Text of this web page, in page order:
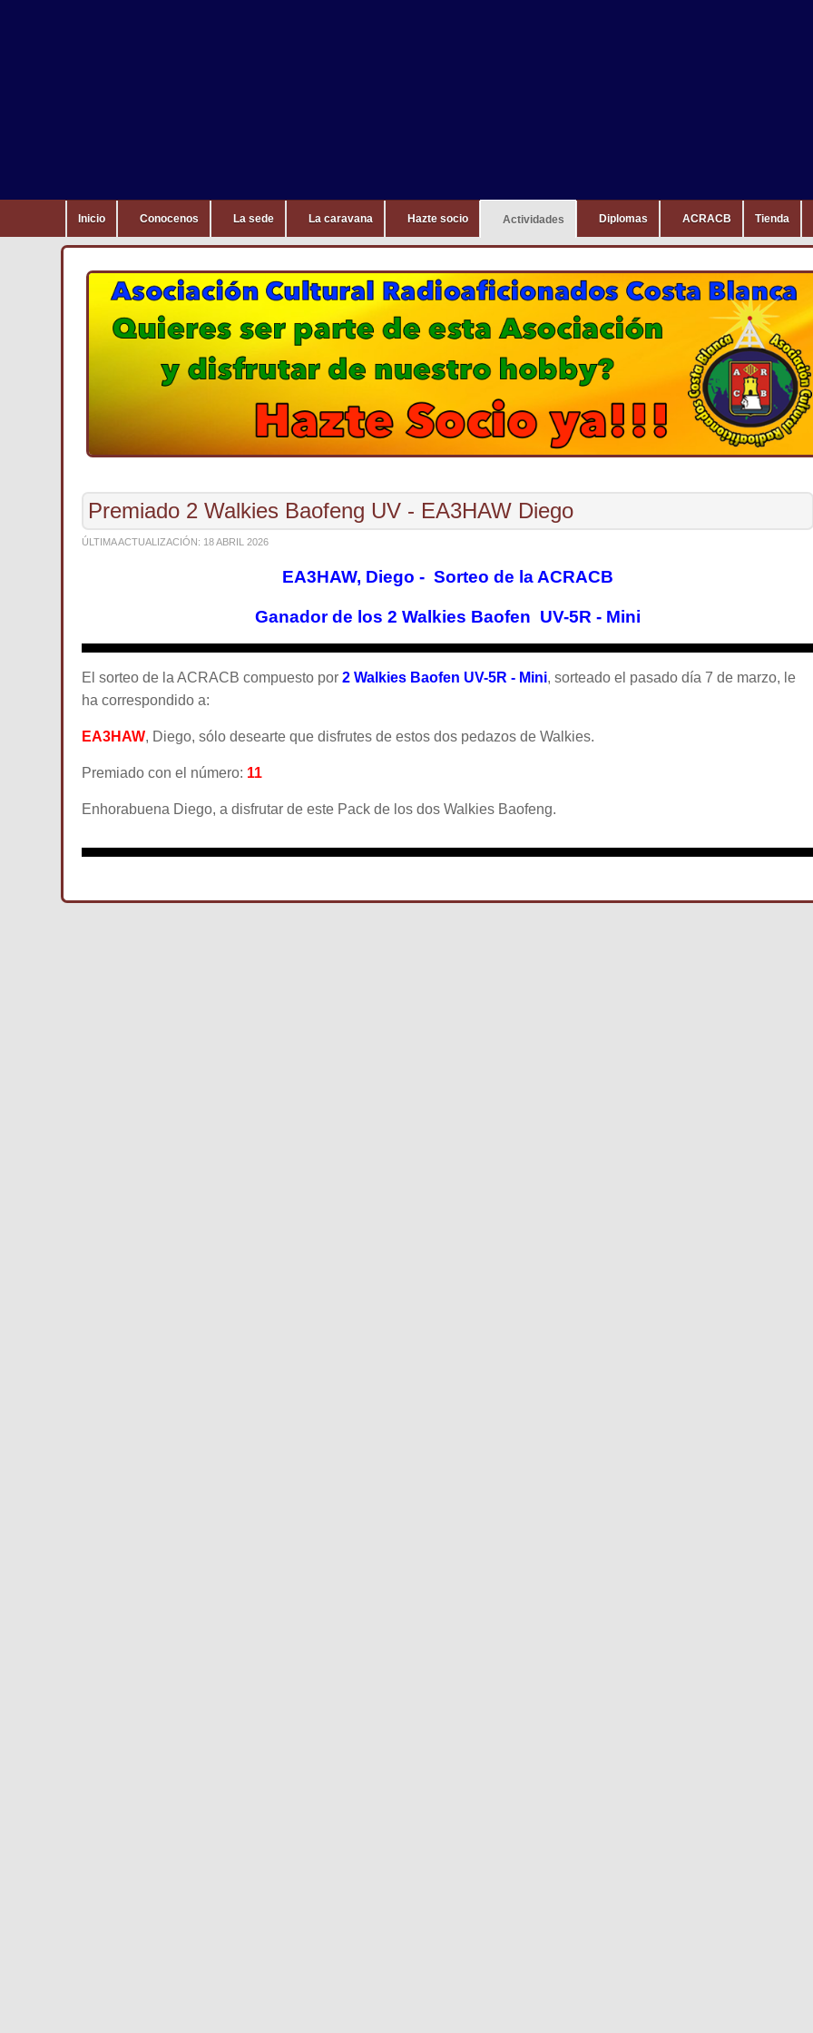
Inicio Conocenos La sede La caravana Hazte socio Actividades Diplomas ACRACB Tienda
Premiado 2 Walkies Baofeng UV - EA3HAW Diego
ÚLTIMA ACTUALIZACIÓN: 18 ABRIL 2026
EA3HAW, Diego - Sorteo de la ACRACB
Ganador de los 2 Walkies Baofen UV-5R - Mini
El sorteo de la ACRACB compuesto por 2 Walkies Baofen UV-5R - Mini, sorteado el pasado día 7 de marzo, le
ha correspondido a:
EA3HAW, Diego, sólo desearte que disfrutes de estos dos pedazos de Walkies.
Premiado con el número: 11
Enhorabuena Diego, a disfrutar de este Pack de los dos Walkies Baofeng.